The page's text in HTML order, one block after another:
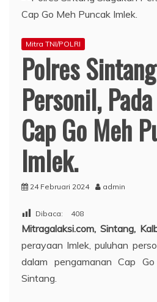
Mitra TNI/POLRI
Polres
Personil,
Cap Go Meh
Imlek.
24 Februari 2024 admin
Dibaca: 408
Mitragalaksi.com, Sintang,
perayaan Imlek, puluhan
dalam pengamanan Cap
Sintang.